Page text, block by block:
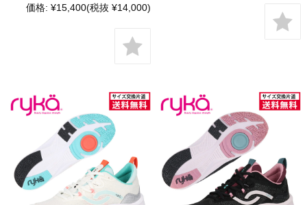
価格: ¥15,400(税抜 ¥14,000)